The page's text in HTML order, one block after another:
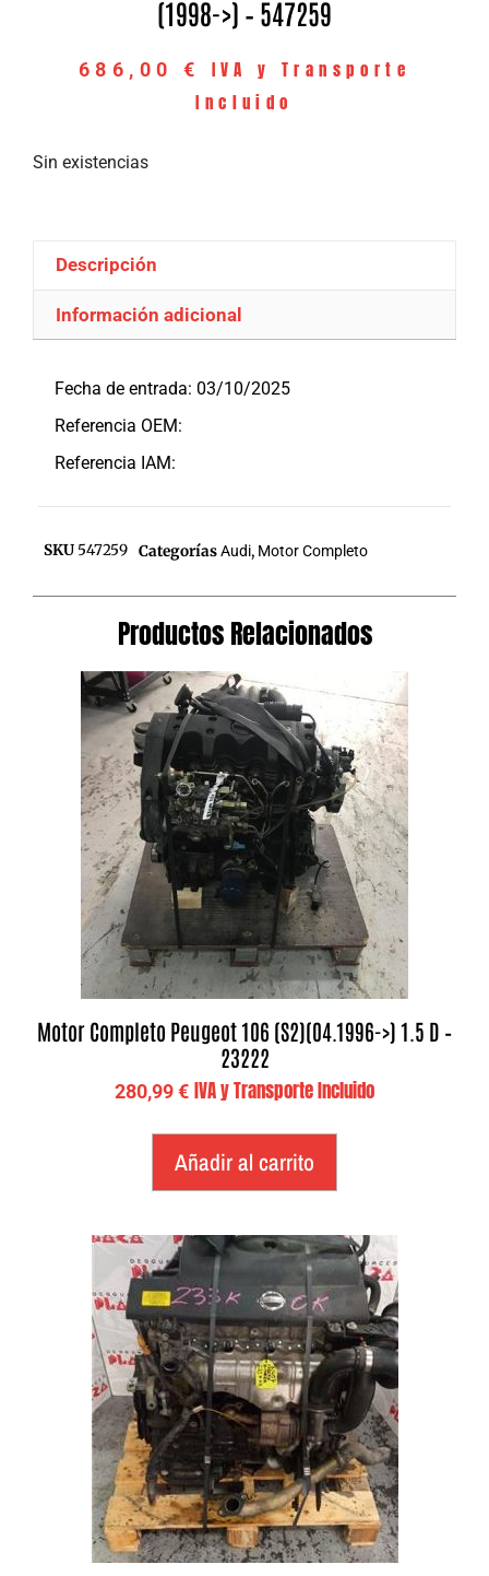
(1998->) – 547259
686,00 €
IVA y Transporte
Incluido
Sin existencias
Descripción
Información adicional
Fecha de entrada: 03/10/2025
Referencia OEM:
Referencia IAM:
SKU 547259 CategoríasAudi, Motor Completo
Productos Relacionados
Motor Completo Peugeot 106 (S2)(04.1996->) 1.5 D –
23222
280,99€ IVA y Transporte Incluido
Añadir al carrito